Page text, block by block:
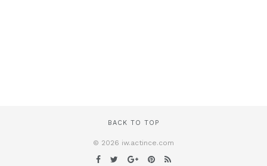
BACK TO TOP
© 2026 iw.actince.com